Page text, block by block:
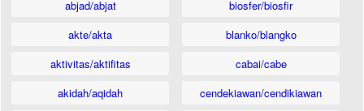
abjad/abjat
akte/akta
aktivitas/aktifitas
akidah/aqidah
biosfer/biosfir
blanko/blangko
cabai/cabe
cendekiawan/cendikiawan